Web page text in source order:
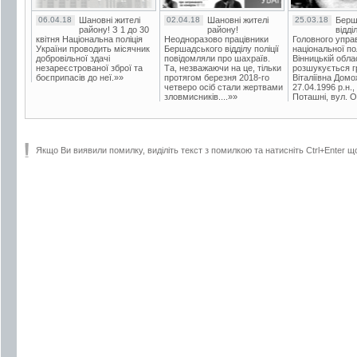
06.04.18
Шановні жителі
району! З 1 до 30
квітня Національна поліція
України проводить місячник
добровільної здачі
незареєстрованої зброї та
боєприпасів до неї.»»
02.04.18
Шановні жителі
району!
Неодноразово працівники
Бершадського відділу поліції
повідомляли про шахраїв.
Та, незважаючи на це, тільки
протягом березня 2018-го
четверо осіб стали жертвами
зловмисників....»»
25.03.18
Головного
національної
Вінницькій
розшукується
Віталіївна
27.04.1996 р.н.,
Поташні, вул.
Якщо Ви виявили помилку, виділіть текст з помилкою та натисніть Ctrl+Enter